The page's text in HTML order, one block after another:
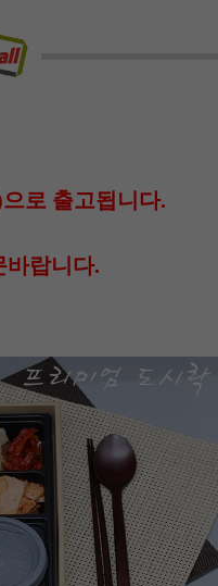
로 출고됩니다.
바랍니다.